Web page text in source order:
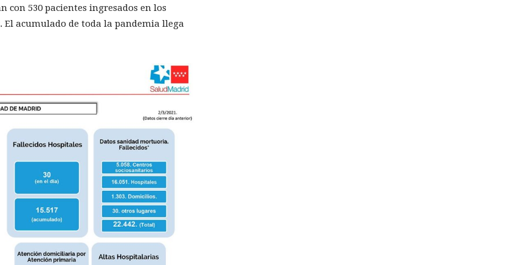
con 530 pacientes ingresados en los
acumulado de toda la pandemia llega